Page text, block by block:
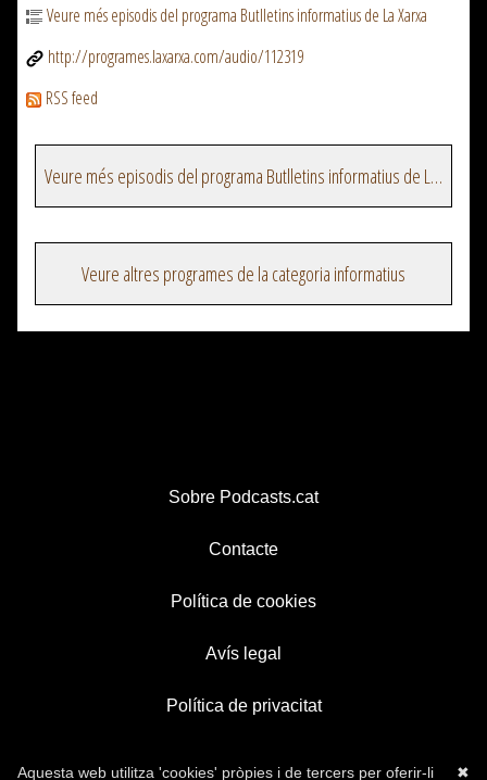
Veure més episodis del programa Butlletins informatius de La Xarxa
http://programes.laxarxa.com/audio/112319
RSS feed
Veure més episodis del programa Butlletins informatius de La Xarxa
Veure altres programes de la categoria informatius
Sobre Podcasts.cat
Contacte
Política de cookies
Avís legal
Política de privacitat
✖
Aquesta web utilitza 'cookies' pròpies i de tercers per oferir-li